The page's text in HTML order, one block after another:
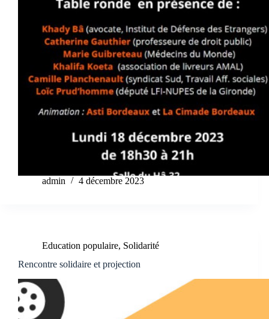
admin 4 décembre 2023
Education populaire, Solidarité
Rencontre solidaire et projection